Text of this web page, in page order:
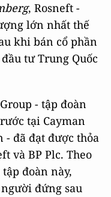
, Rosneft -
lớn nhất thế
khi bán cổ phần
tư Trung Quốc
- tập đoàn
tại Cayman
- đã đạt được thỏa
và BP Plc. Theo
đoàn này,
đứng sau